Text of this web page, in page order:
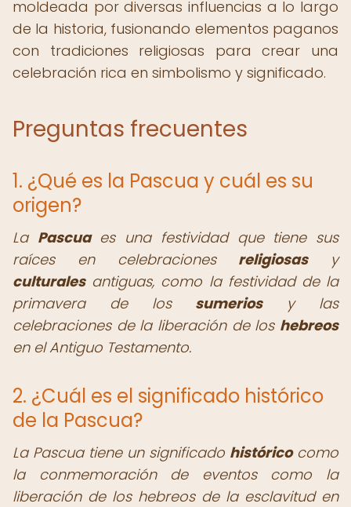
moldeada por diversas influencias a lo largo
de la historia, fusionando elementos paganos
con tradiciones religiosas para crear una
celebración rica en simbolismo y significado.
Preguntas frecuentes
1. ¿Qué es la Pascua y cuál es su
origen?
La Pascuaes una festividad que tiene sus
raíces en celebraciones religiosasy
culturalesantiguas, como la festividad de la
primavera de los sumeriosy las
celebraciones de la liberación de los hebreos
en el Antiguo Testamento.
2. ¿Cuál es el significado histórico
de la Pascua?
La Pascua tiene un significado históricocomo
la conmemoración de eventos como la
liberación de los hebreos de la esclavitud en